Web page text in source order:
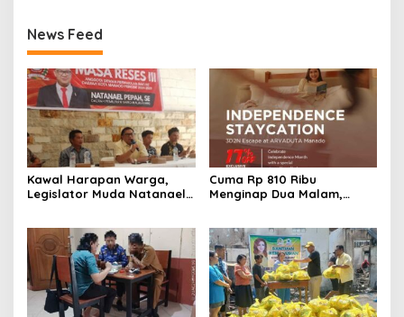
News Feed
Kawal Harapan Warga,
Legislator Muda Natanael
Ditindaklanjuti
Cuma Rp 810 Ribu
Menginap Dua Malam,
“Independence Staycation”